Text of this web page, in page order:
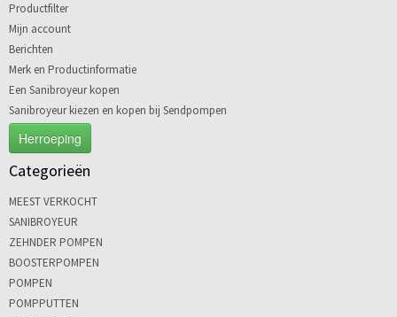
Productfilter
Mijn account
Berichten
Merk en Productinformatie
Een Sanibroyeur kopen
Sanibroyeur kiezen en kopen bij Sendpompen
Herroeping
Categorieën
MEEST VERKOCHT
SANIBROYEUR
ZEHNDER POMPEN
BOOSTERPOMPEN
POMPEN
POMPPUTTEN